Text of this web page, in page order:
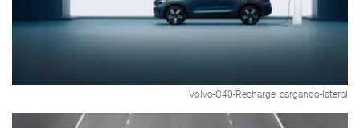
Volvo-C40-Recharge_cargando-lateral